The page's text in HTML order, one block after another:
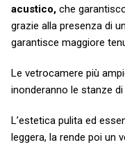
acustico, che
grazie alla presenza di
garantisce maggiore
Le vetrocamere più
inonderanno le stanze di
L’estetica pulita ed
leggera, la rende poi un